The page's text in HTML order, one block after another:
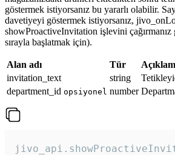
göstermek istiyorsanız bu yararlı olabilir.
davetiyeyi göstermek istiyorsanız,
showProactiveInvitation işlevini
sırayla başlatmak için).
Alan adı Tür
invitation_text
string
department_id opsiyonel number